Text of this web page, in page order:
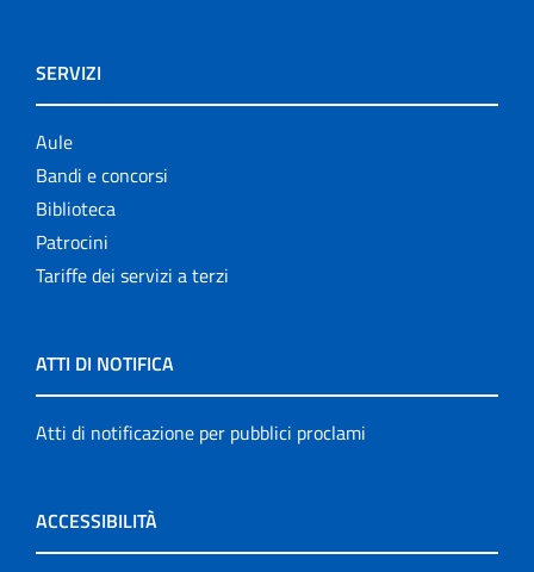
SERVIZI
Aule
Bandi e concorsi
Biblioteca
Patrocini
Tariffe dei servizi a terzi
ATTI DI NOTIFICA
Atti di notificazione per pubblici proclami
ACCESSIBILITÀ